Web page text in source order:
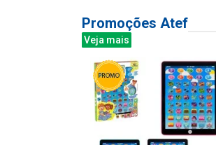
Promoções Atef
Veja mais